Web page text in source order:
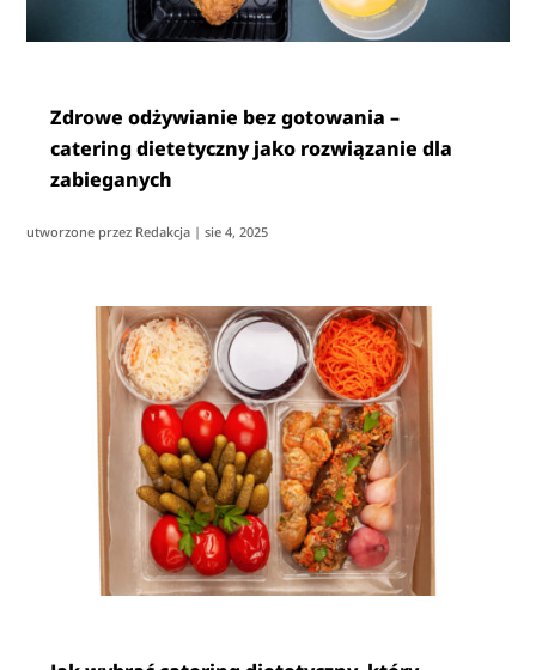
Zdrowe odżywianie bez gotowania –
catering dietetyczny jako rozwiązanie dla
zabieganych
utworzone przez Redakcja |sie 4, 2025